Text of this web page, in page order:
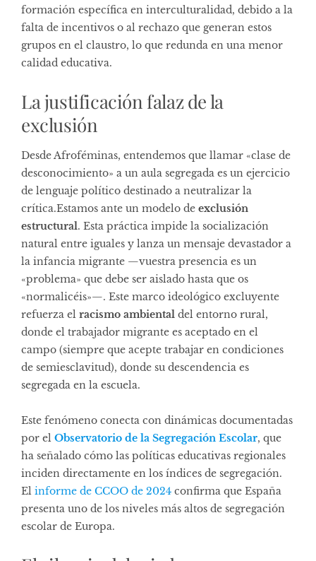
formación específica en interculturalidad, debido a la
falta de incentivos o al rechazo que generan estos
grupos en el claustro, lo que redunda en una menor
calidad educativa.
La justificación falaz de la
exclusión
Desde Afroféminas, entendemos que llamar «clase de
desconocimiento» a un aula segregada es un ejercicio
de lenguaje político destinado a neutralizar la
crítica.Estamos ante un modelo de exclusión
estructural. Esta práctica impide la socialización
natural entre iguales y lanza un mensaje devastador a
la infancia migrante —vuestra presencia es un
«problema» que debe ser aislado hasta que os
«normalicéis»—. Este marco ideológico excluyente
refuerza el racismo ambiental del entorno rural,
donde el trabajador migrante es aceptado en el
campo (siempre que acepte trabajar en condiciones
de semiesclavitud), donde su descendencia es
segregada en la escuela.
Este fenómeno conecta con dinámicas documentadas
por el Observatorio de la Segregación Escolar, que
ha señalado cómo las políticas educativas regionales
inciden directamente en los índices de segregación.
El informe de CCOO de 2024 confirma que España
presenta uno de los niveles más altos de segregación
escolar de Europa.